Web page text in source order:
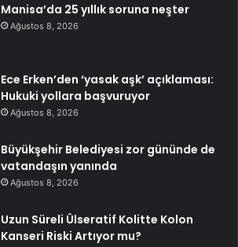
Manisa’da 25 yıllık soruna neşter
Ağustos 8, 2026
Ece Erken’den ‘yasak aşk’ açıklaması:
Hukuki yollara başvuruyor
Ağustos 8, 2026
Büyükşehir Belediyesi zor gününde de
vatandaşın yanında
Ağustos 8, 2026
Uzun Süreli Ülseratif Kolitte Kolon
Kanseri Riski Artıyor mu?